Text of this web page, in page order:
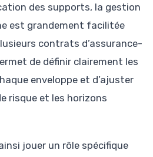
des supports, la gestion
est grandement facilitée
contrats d’assurance-
de définir clairement les
enveloppe et d’ajuster
risque et les horizons
jouer un rôle spécifique